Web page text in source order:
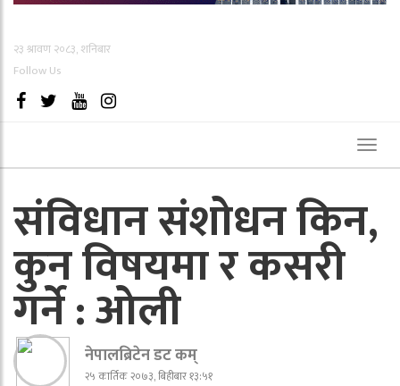
२३ श्रावण २०८३, शनिबार
Follow Us
संविधान संशोधन किन,
कुन विषयमा र कसरी
गर्ने : ओली
नेपालब्रिटेन डट कम्
२५ कार्तिक २०७३, बिहीबार १३:५१